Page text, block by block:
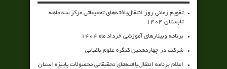
تقویم زمانی روز انتقال‌یافته‌های تحقیقاتی مرکز سه ماهه
تابستان 1404
برنامه وبینارهای آموزشی خرداد ماه 1404
شرکت در چهاردهمین کنگره علوم باغبانی
اعلام برنامه انتقال‌یافته‌های تحقیقاتی محصولات پاییزه استان